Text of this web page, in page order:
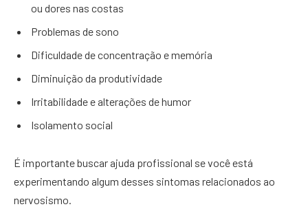
ou dores nas costas
Problemas de sono
Dificuldade de concentração e memória
Diminuição da produtividade
Irritabilidade e alterações de humor
Isolamento social
É importante buscar ajuda profissional se você está
experimentando algum desses sintomas relacionados ao
nervosismo.